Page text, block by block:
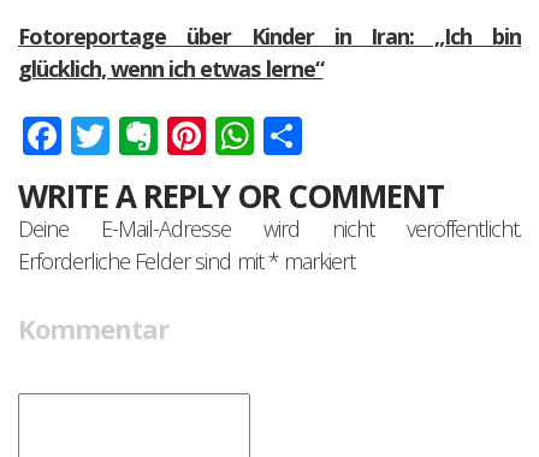
Fotoreportage über Kinder in Iran: „Ich bin
glücklich, wenn ich etwas lerne“
Facebook
Twitter
Evernote
Pinterest
WhatsApp
WRITE A REPLY OR COMMENT
Deine E-Mail-Adresse wird nicht veröffentlicht.
Erforderliche Felder sind mit*markiert
Kommentar